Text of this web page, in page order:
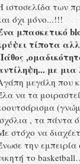
ιστοσελίδα των
όχι μόνο...!!!
μπασκετικό
τίποτα
με
μεγάλη που
να τα
, τα πάντα
στόχο να
την
το